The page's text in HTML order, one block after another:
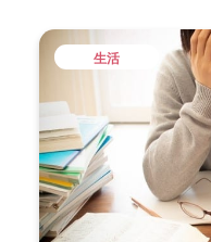
生活